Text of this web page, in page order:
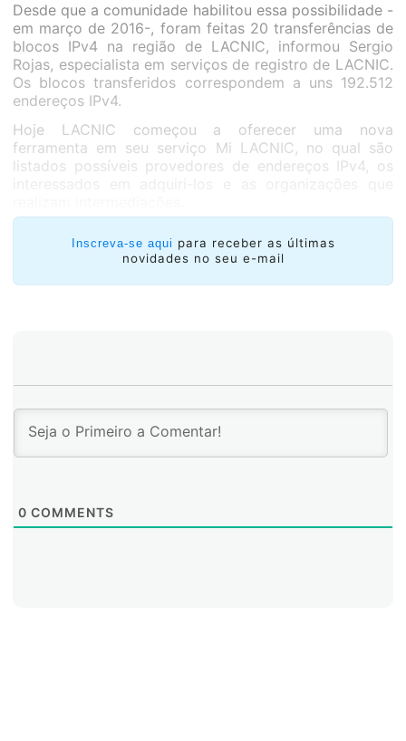
Desde que a comunidade habilitou essa possibilidade -
em março de 2016-, foram feitas 20 transferências de
blocos IPv4 na região de LACNIC, informou Sergio
Rojas, especialista em serviços de registro de LACNIC.
Os blocos transferidos correspondem a uns 192.512
endereços IPv4.
Hoje LACNIC começou a oferecer uma nova
ferramenta em seu serviço Mi LACNIC, no qual são
listados possíveis provedores de endereços IPv4, os
Inscreva-se aqui para receber as últimas
novidades no seu e-mail
0 COMMENTS